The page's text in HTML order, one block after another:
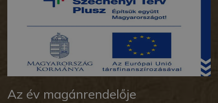
Az év magánrendelője